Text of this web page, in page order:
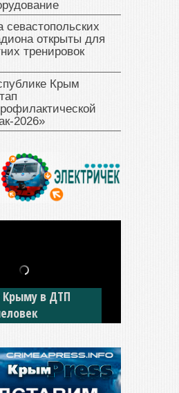
севастопольских
открыты для
тренировок
Крым
ВАЗа
на «зебре»